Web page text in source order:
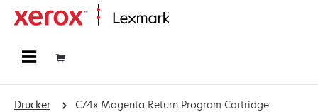
Drucker C74x Magenta Return Program Cartridge